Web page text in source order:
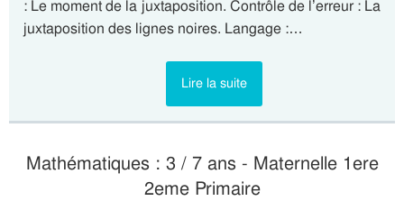
: Le moment de la juxtaposition. Contrôle de l’erreur : La
juxtaposition des lignes noires. Langage :…
Lire la suite
Mathématiques : 3 / 7 ans - Maternelle 1ere
2eme Primaire